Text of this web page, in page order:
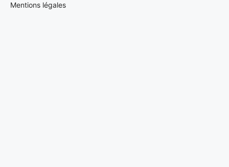
Mentions légales